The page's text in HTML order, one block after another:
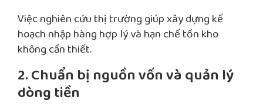
Việc nghiên cứu thị trường giúp xây dựng kế
hoạch nhập hàng hợp lý và hạn chế tồn kho
không cần thiết.
2. Chuẩn bị nguồn vốn và quản lý
dòng tiền